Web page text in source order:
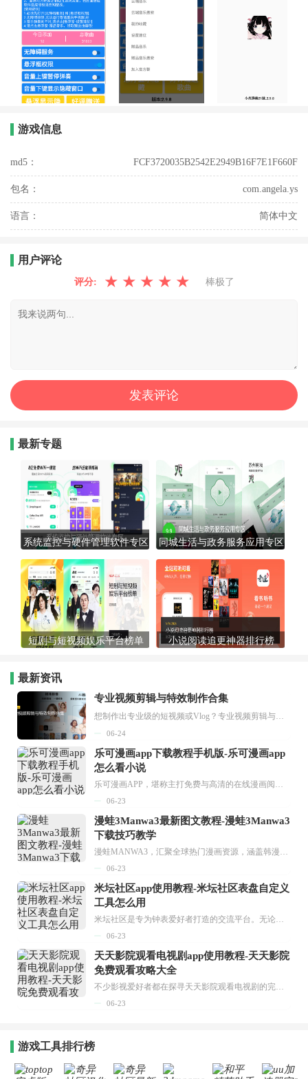
游戏信息
md5： FCF3720035B2542E2949B16F7E1F660F
包名： com.angela.ys
语言： 简体中文
用户评论
评分: ★ ★ ★ ★ ★ 棒极了
最新专题
系统监控与硬件管理软件专区 同城生活与政务服务应用专区
短剧与短视频娱乐平台榜单 小说阅读追更神器排行榜
最新资讯
专业视频剪辑与特效制作合集
想制作出专业级的短视频或Vlog？专业视频剪辑与特效制作大全专题为你提供了从剪辑、抠像到特效包装的全套解决方案。无论是添加炫酷的片头、进行精准的视频抠图，还是制...
06-24
乐可漫画app下载教程手机版-乐可漫画app
怎么看小说
乐可漫画APP，堪称主打免费与高清的在线漫画阅读神器。其官方版提供海量完整版漫画资源，无论是国内漫画，还是日漫、韩漫、台漫、美漫等国外漫画，应有尽有，随时供你阅读。只需轻点一下，便能直接进入阅读界面。不仅如此，乐可漫画最新版本更新速度极快，在这里，你总能抢先看到全网一手漫画章节内容！...
06-23
漫蛙3Manwa3最新图文教程-漫蛙3Manwa3
下载技巧教学
漫蛙MANWA3，汇聚全球热门漫画资源，涵盖韩漫、欧美漫画、国漫等多种类型，题材丰富多样，全方位满足用户阅读喜好。它不仅是阅读平台，更是创作平台，为广大用户打造零门槛创作环境。...
06-23
米坛社区app使用教程-米坛社区表盘自定义
工具怎么用
米坛社区是专为钟表爱好者打造的交流平台。无论你是初涉钟表领域的普通爱好者，还是拥有多年收藏经验的资深玩家，都能在此找到属于自己的天地。 无需注册，就能轻松参与其中。通过专业的讨论论坛与丰富的交互功能，你可与世界各地的钟表爱好者畅快交流。若你钟情于钟表，米坛社区无疑是值得一试的理想之选。在这里，你能获取最新的手表资讯，交流见解，提升鉴赏品味，让每一块手表都成为收藏故事中重要的一部分。感兴趣的朋友，不要错过下载机会。...
06-23
天天影院观看电视剧app使用教程-天天影院
免费观看攻略大全
不少影视爱好者都在探寻天天影院观看电视剧的完整方法，结合最新平台使用规则，本篇新手入门攻略全面讲解观看渠道、检索流程、播放设置以及画面模式调整等实用内容。全文适配手机、电脑等主流设备，步骤简洁易懂，无论是初次使用的新手，还是想要优化观影体验的用户，都能参照内容快速上手，熟练掌握平台各项操作技巧，轻松畅享影视内容。...
06-23
游戏工具排行榜